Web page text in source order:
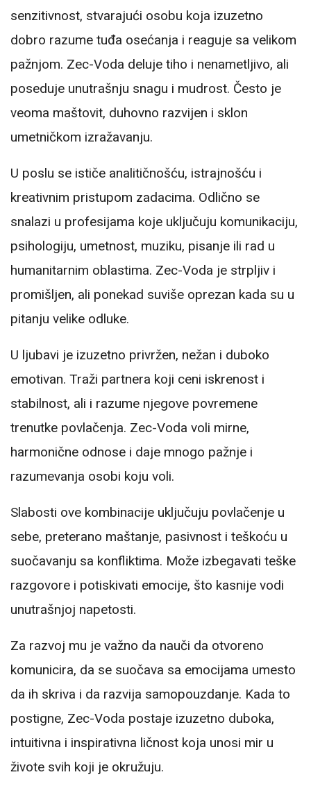
senzitivnost, stvarajući osobu koja izuzetno
dobro razume tuđa osećanja i reaguје sa velikom
pažnjom. Zec-Voda deluje tiho i nenametljivo, ali
poseduje unutrašnju snagu i mudrost. Često je
veoma maštovit, duhovno razvijen i sklon
umetničkom izražavanju.
U poslu se ističe analitičnošću, istrajnošću i
kreativnim pristupom zadacima. Odlično se
snalazi u profesijama koje uključuju komunikaciju,
psihologiju, umetnost, muziku, pisanje ili rad u
humanitarnim oblastima. Zec-Voda je strpljiv i
promišljen, ali ponekad suviše oprezan kada su u
pitanju velike odluke.
U ljubavi je izuzetno privržen, nežan i duboko
emotivan. Traži partnera koji ceni iskrenost i
stabilnost, ali i razume njegove povremene
trenutke povlačenja. Zec-Voda voli mirne,
harmonične odnose i daje mnogo pažnje i
razumevanja osobi koju voli.
Slabosti ove kombinacije uključuju povlačenje u
sebe, preterano maštanje, pasivnost i teškoću u
suočavanju sa konfliktima. Može izbegavati teške
razgovore i potiskivati emocije, što kasnije vodi
unutrašnjoj napetosti.
Za razvoj mu je važno da nauči da otvoreno
komunicira, da se suočava sa emocijama umesto
da ih skriva i da razvija samopouzdanje. Kada to
postigne, Zec-Voda postaje izuzetno duboka,
intuitivna i inspirativna ličnost koja unosi mir u
živote svih koji je okružuju.